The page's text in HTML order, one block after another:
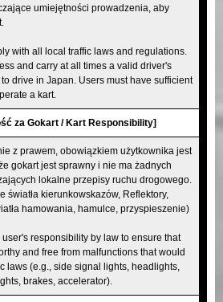
umiejętności prowadzenia, aby
with all local traffic laws and regulations.
and carry at all times a valid driver's
drive in Japan. Users must have sufficient
a kart.
za Gokart / Kart Responsibility]
z prawem, obowiązkiem użytkownika jest
gokart jest sprawny i nie ma żadnych
lokalne przepisy ruchu drogowego.
światła kierunkowskazów, Reflektory,
hamowania, hamulce, przyspieszenie)
user's responsibility by law to ensure that
and free from malfunctions that would
laws (e.g., side signal lights, headlights,
brakes, accelerator).